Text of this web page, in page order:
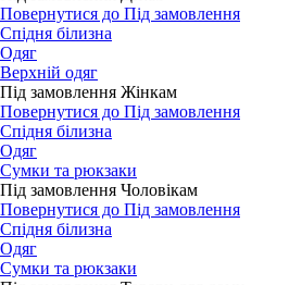
Повернутися до Під замовлення
Спідня білизна
Одяг
Верхній одяг
Під замовлення Жінкам
Повернутися до Під замовлення
Спідня білизна
Одяг
Сумки та рюкзаки
Під замовлення Чоловікам
Повернутися до Під замовлення
Спідня білизна
Одяг
Сумки та рюкзаки